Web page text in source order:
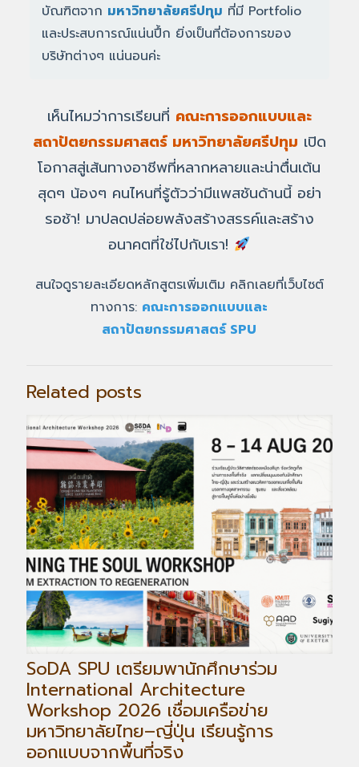
บัณฑิตจาก มหาวิทยาลัยศรีปทุม ที่มี Portfolio
และประสบการณ์แน่นปึ้ก ยิ่งเป็นที่ต้องการของ
บริษัทต่างๆ แน่นอนค่ะ
เห็นไหมว่าการเรียนที่ คณะการออกแบบและ
สถาปัตยกรรมศาสตร์ มหาวิทยาลัยศรีปทุม เปิด
โอกาสสู่เส้นทางอาชีพที่หลากหลายและน่าตื่นเต้น
สุดๆ น้องๆ คนไหนที่รู้ตัวว่ามีแพสชันด้านนี้ อย่า
รอช้า! มาปลดปล่อยพลังสร้างสรรค์และสร้าง
อนาคตที่ใช่ไปกับเรา!
สนใจดูรายละเอียดหลักสูตรเพิ่มเติม คลิกเลยที่เว็บไซต์
ทางการ: คณะการออกแบบและ
สถาปัตยกรรมศาสตร์ SPU
Related posts
SoDA SPU เตรียมพานักศึกษาร่วม
International Architecture
Workshop 2026 เชื่อมเครือข่าย
มหาวิทยาลัยไทย–ญี่ปุ่น เรียนรู้การ
ออกแบบจากพื้นที่จริง